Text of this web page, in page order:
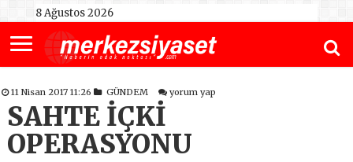
8 Ağustos 2026
11 Nisan 2017 11:26 GÜNDEM yorum yap
SAHTE İÇKİ
OPERASYONU